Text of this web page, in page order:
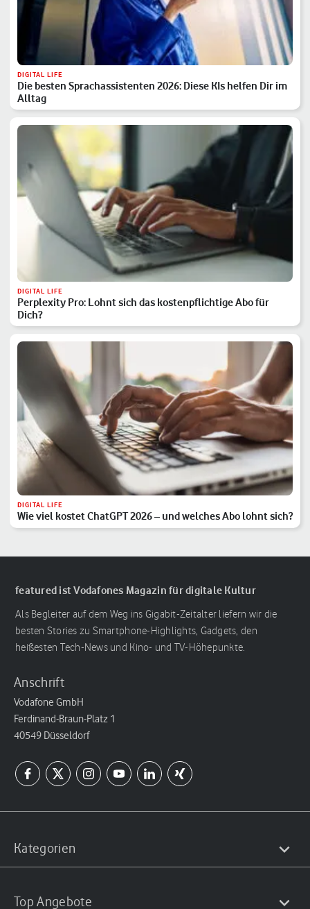
DIGITAL LIFE
Die besten Sprachassistenten 2026: Diese KIs helfen Dir im
Alltag
DIGITAL LIFE
Perplexity Pro: Lohnt sich das kostenpflichtige Abo für
Dich?
DIGITAL LIFE
Wie viel kostet ChatGPT 2026 – und welches Abo lohnt sich?
featured ist Vodafones Magazin für digitale Kultur
Als Begleiter auf dem Weg ins Gigabit-Zeitalter liefern wir die
besten Stories zu Smartphone-Highlights, Gadgets, den
heißesten Tech-News und Kino- und TV-Höhepunkte.
Anschrift
Vodafone GmbH
Ferdinand-Braun-Platz 1
40549 Düsseldorf
Kategorien
Top Angebote